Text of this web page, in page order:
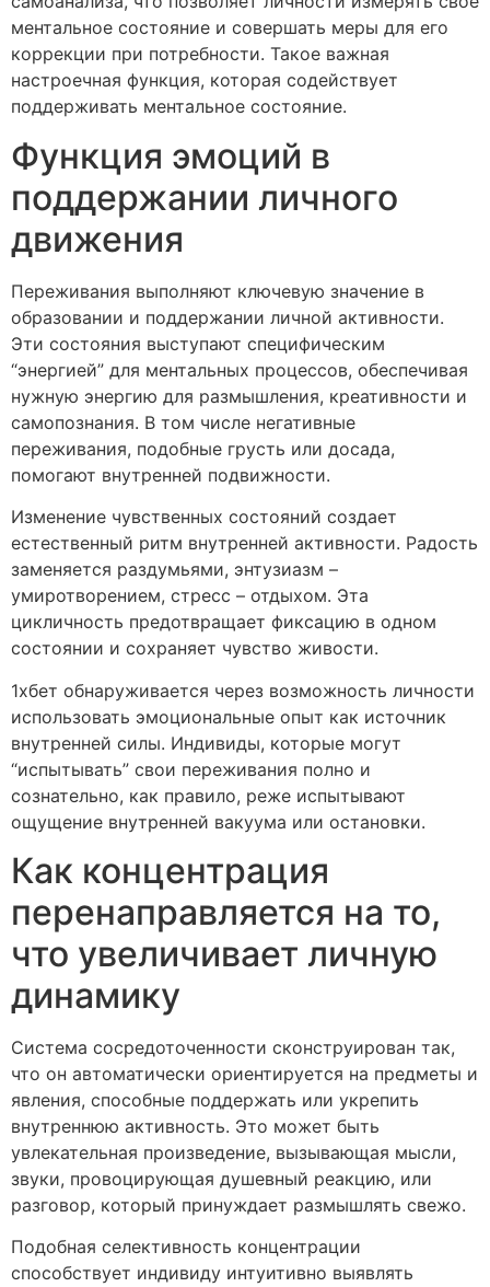
ментальное состояние и совершать меры для его
коррекции при потребности. Такое важная
настроечная функция, которая содействует
поддерживать ментальное состояние.
Функция эмоций в
поддержании личного
движения
Переживания выполняют ключевую значение в
образовании и поддержании личной активности.
Эти состояния выступают специфическим
“энергией” для ментальных процессов, обеспечивая
нужную энергию для размышления, креативности и
самопознания. В том числе негативные
переживания, подобные грусть или досада,
помогают внутренней подвижности.
Изменение чувственных состояний создает
естественный ритм внутренней активности. Радость
заменяется раздумьями, энтузиазм –
умиротворением, стресс – отдыхом. Эта
цикличность предотвращает фиксацию в одном
состоянии и сохраняет чувство живости.
1хбет обнаруживается через возможность личности
использовать эмоциональные опыт как источник
внутренней силы. Индивиды, которые могут
“испытывать” свои переживания полно и
сознательно, как правило, реже испытывают
ощущение внутренней вакуума или остановки.
Как концентрация
перенаправляется на то,
что увеличивает личную
динамику
Система сосредоточенности сконструирован так,
что он автоматически ориентируется на предметы и
явления, способные поддержать или укрепить
внутреннюю активность. Это может быть
увлекательная произведение, вызывающая мысли,
звуки, провоцирующая душевный реакцию, или
разговор, который принуждает размышлять свежо.
Подобная селективность концентрации
способствует индивиду интуитивно выявлять